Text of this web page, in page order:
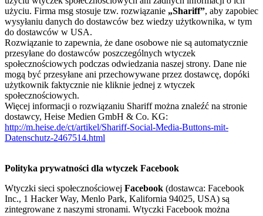
użyciu. Firma msg stosuje tzw. rozwiązanie „Shariff”, aby zapobiec
wysyłaniu danych do dostawców bez wiedzy użytkownika, w tym
do dostawców w USA.
Rozwiązanie to zapewnia, że dane osobowe nie są automatycznie
przesyłane do dostawców poszczególnych wtyczek
społecznościowych podczas odwiedzania naszej strony. Dane nie
mogą być przesyłane ani przechowywane przez dostawcę, dopóki
użytkownik faktycznie nie kliknie jednej z wtyczek
społecznościowych.
Więcej informacji o rozwiązaniu Shariff można znaleźć na stronie
dostawcy, Heise Medien GmbH & Co. KG:
http://m.heise.de/ct/artikel/Shariff-Social-Media-Buttons-mit-
Datenschutz-2467514.html
Polityka prywatności dla wtyczek Facebook
Wtyczki sieci społecznościowej Facebook (dostawca: Facebook
Inc., 1 Hacker Way, Menlo Park, Kalifornia 94025, USA) są
zintegrowane z naszymi stronami. Wtyczki Facebook można